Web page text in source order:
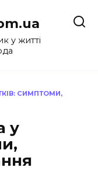
у житті
СИМПТОМИ,
у